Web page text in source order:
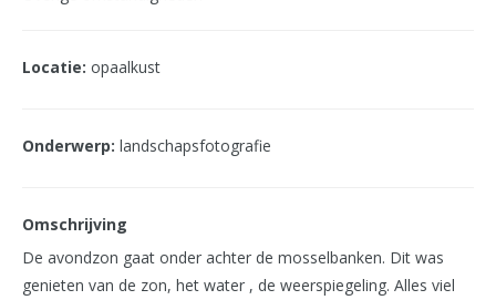
Locatie: opaalkust
Onderwerp: landschapsfotografie
Omschrijving
De avondzon gaat onder achter de mosselbanken. Dit was
genieten van de zon, het water , de weerspiegeling. Alles viel